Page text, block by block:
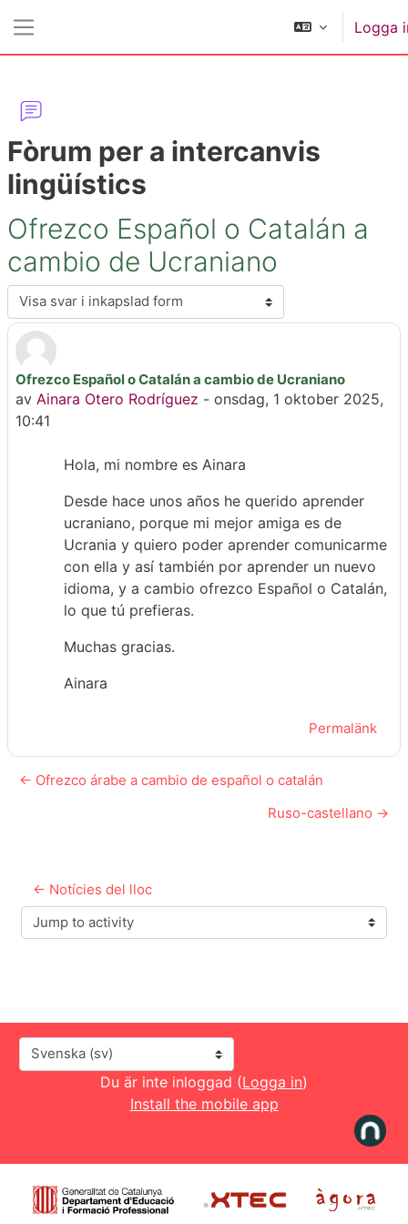
Logga
Fòrum per a intercanvis
lingüístics
Ofrezco Español o Catalán a
cambio de Ucraniano
Visningsläge
Ofrezco Español o Catalán a cambio de Ucraniano
av Ainara Otero Rodríguez - onsdag, 1 oktober 2025,
10:41
Antal svar: 0
Hola, mi nombre es Ainara
Desde hace unos años he querido aprender
ucraniano, porque mi mejor amiga es de
Ucrania y quiero poder aprender comunicarme
con ella y así también por aprender un nuevo
idioma, y a cambio ofrezco Español o Catalán,
lo que tú prefieras.
Muchas gracias.
Ainara
Permalänk
← Ofrezco árabe a cambio de español o catalán
Ruso-castellano →
← Notícies del lloc
Jump to activity
Språk
Du är inte inloggad (Logga in)
Install the mobile app